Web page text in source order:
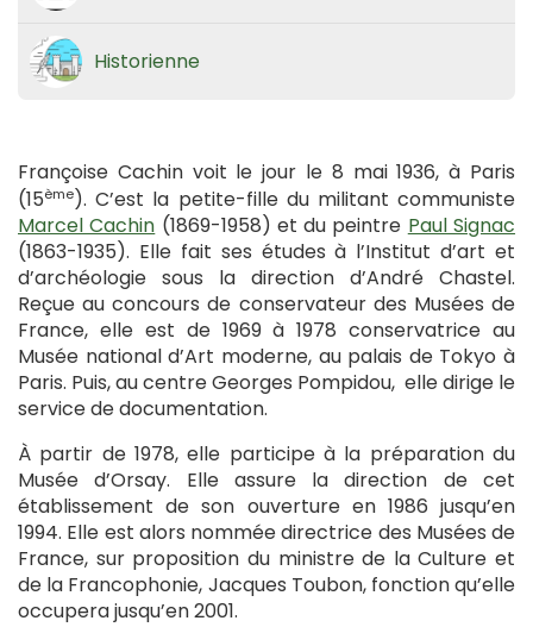
Historienne
Françoise Cachin voit le jour le 8 mai 1936, à Paris
(15ème). C’est la petite-fille du militant communiste
Marcel Cachin (1869-1958) et du peintre Paul Signac
(1863-1935). Elle fait ses études à l’Institut d’art et
d’archéologie sous la direction d’André Chastel.
Reçue au concours de conservateur des Musées de
France, elle est de 1969 à 1978 conservatrice au
Musée national d’Art moderne, au palais de Tokyo à
Paris. Puis, au centre Georges Pompidou, elle dirige le
service de documentation.
À partir de 1978, elle participe à la préparation du
Musée d’Orsay. Elle assure la direction de cet
établissement de son ouverture en 1986 jusqu’en
1994. Elle est alors nommée directrice des Musées de
France, sur proposition du ministre de la Culture et
de la Francophonie, Jacques Toubon, fonction qu’elle
occupera jusqu’en 2001.